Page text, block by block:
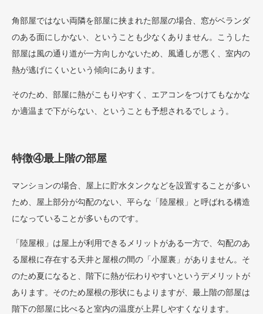
角部屋ではない両隣を部屋に挟まれた部屋の場合、窓がベランダ
のある面にしかない、ということも少なくありません。こうした
部屋は風の通り道が一方向しかないため、風通しが悪く、室内の
熱が逃げにくいという傾向にあります。
そのため、部屋に熱がこもりやすく、エアコンをつけてもなかな
か適温まで下がらない、ということも予想されるでしょう。
特徴④最上階の部屋
マンションの場合、屋上に貯水タンクなどを設置することが多い
ため、屋上部分が勾配のない、平らな「陸屋根」と呼ばれる構造
になっていることが多いものです。
「陸屋根」は屋上が利用できるメリットがある一方で、勾配のあ
る屋根に存在する天井と屋根の間の「小屋裏」がありません。そ
のため夏になると、階下に熱が伝わりやすいというデメリットが
あります。そのため屋根の形状にもよりますが、最上階の部屋は
階下の部屋に比べると室内の温度が上昇しやすくなります。